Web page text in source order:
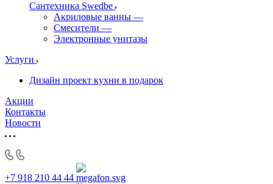
Сантехника Swedbe
Акриловые ванны —
Смесители —
Электронные унитазы
Услуги
Дизайн проект кухни в подарок
Акции
Контакты
Новости
+7 918 210 44 44